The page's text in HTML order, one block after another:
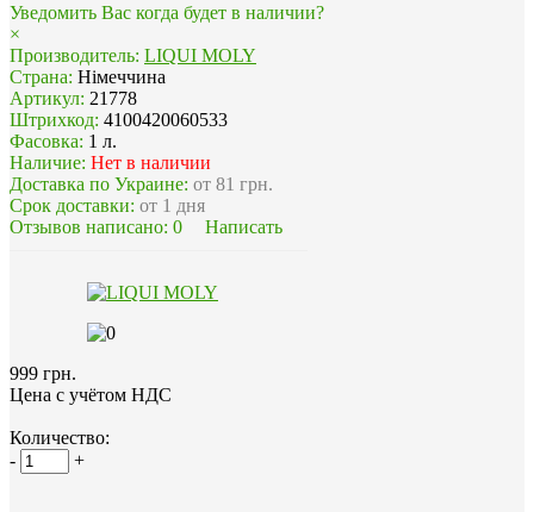
Уведомить Вас когда будет в наличии?
×
Производитель: LIQUI MOLY
Страна: Німеччина
Артикул: 21778
Штрихкод: 4100420060533
Фасовка: 1 л.
Наличие: Нет в наличии
Доставка по Украине: от 81 грн.
Срок доставки: от 1 дня
Отзывов написано: 0 Написать
999 грн.
Цена с учётом НДС
Количество:
-
+